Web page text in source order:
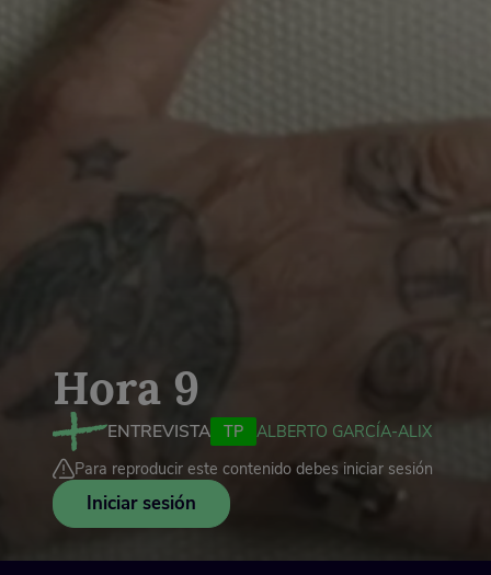
Hora 9
ENTREVISTA TP ALBERTO GARCÍA-ALIX
Para reproducir este contenido debes iniciar sesión
Iniciar sesión